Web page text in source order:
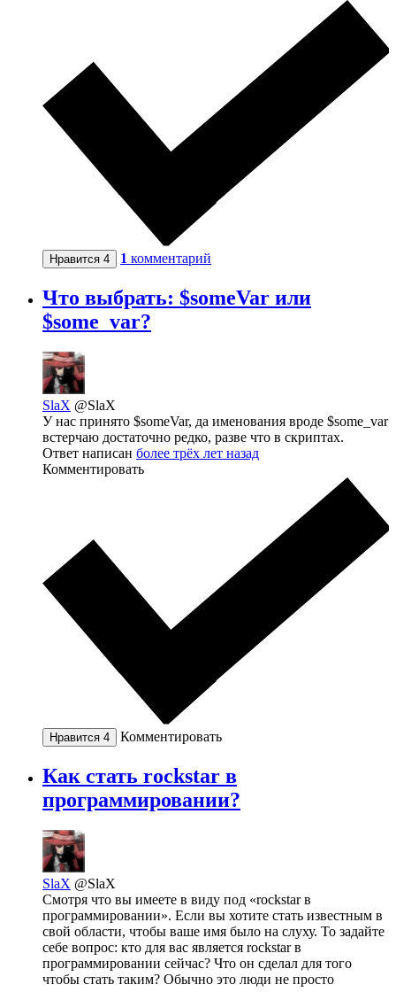
Нравится 4 1 комментарий
Что выбрать: $someVar или
$some_var?
SlaX @SlaX
У нас принято $someVar, да именования вроде $some_var
встерчаю достаточно редко, разве что в скриптах.
Ответ написан более трёх лет назад
Комментировать
Нравится 4 Комментировать
Как стать rockstar в
программировании?
SlaX @SlaX
Смотря что вы имеете в виду под «rockstar в
программировании». Если вы хотите стать известным в
свой области, чтобы ваше имя было на слуху. То задайте
себе вопрос: кто для вас является rockstar в
программировании сейчас? Что он сделал для того
чтобы стать таким? Обычно это люди не просто